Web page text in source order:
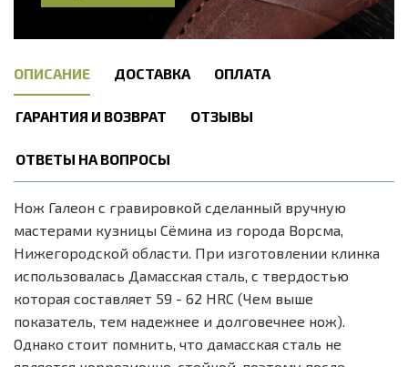
ОПИСАНИЕ ДОСТАВКА ОПЛАТА
ГАРАНТИЯ И ВОЗВРАТ ОТЗЫВЫ
ОТВЕТЫ НА ВОПРОСЫ
Нож Галеон с гравировкой сделанный вручную
мастерами кузницы Сёмина из города Ворсма,
Нижегородской области. При изготовлении клинка
использовалась Дамасская сталь, с твердостью
которая составляет 59 - 62 HRC (Чем выше
показатель, тем надежнее и долговечнее нож).
Однако стоит помнить, что дамасская сталь не